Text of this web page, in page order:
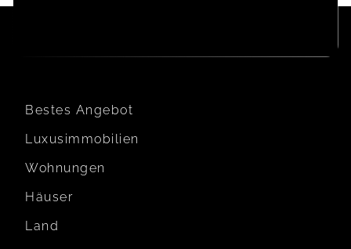
Bestes Angebot
Luxusimmobilien
Wohnungen
Häuser
Land